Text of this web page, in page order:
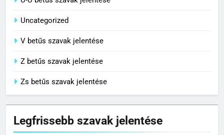
Uncategorized
V betűs szavak jelentése
Z betűs szavak jelentése
Zs betűs szavak jelentése
Legfrissebb szavak jelentése